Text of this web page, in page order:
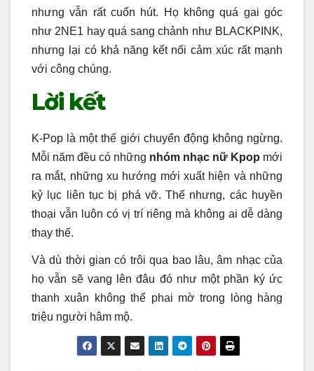
nhưng vẫn rất cuốn hút. Họ không quá gai góc
như 2NE1 hay quá sang chảnh như BLACKPINK,
nhưng lại có khả năng kết nối cảm xúc rất mạnh
với công chúng.
Lời kết
K-Pop là một thế giới chuyển động không ngừng.
Mỗi năm đều có những nhóm nhạc nữ Kpop mới
ra mắt, những xu hướng mới xuất hiện và những
kỷ lục liên tục bị phá vỡ. Thế nhưng, các huyền
thoại vẫn luôn có vị trí riêng mà không ai dễ dàng
thay thế.
Và dù thời gian có trôi qua bao lâu, âm nhạc của
họ vẫn sẽ vang lên đâu đó như một phần ký ức
thanh xuân không thể phai mờ trong lòng hàng
triệu người hâm mộ.